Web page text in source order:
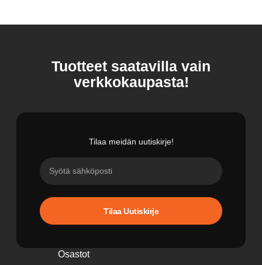
Tuotteet saatavilla vain
verkkokaupasta!
Tilaa meidän uutiskirje!
Tilaa Uutiskirje
Osastot